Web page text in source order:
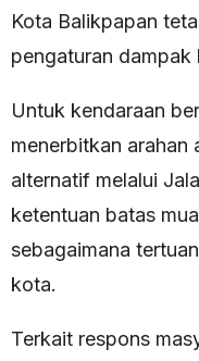
Kota Balikpapan
pengaturan dampak
Untuk kendaraan
menerbitkan arahan
alternatif melalui
ketentuan batas
sebagaimana
kota.
Terkait respons